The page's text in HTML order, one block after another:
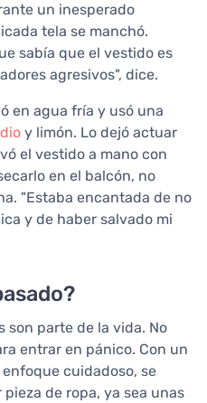
un inesperado
tela se manchó.
sabía que el vestido es
agresivos", dice.
en agua fría y usó una
y limón. Lo dejó actuar
el vestido a mano con
en el balcón, no
"Estaba encantada de no
y de haber salvado mi
son parte de la vida. No
entrar en pánico. Con un
cuidadoso, se
de ropa, ya sea unas